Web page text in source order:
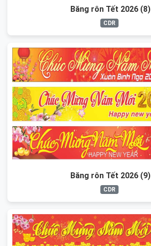
Băng rôn Tết 2026 (8)
CDR
Băng rôn Tết 2026 (9)
CDR